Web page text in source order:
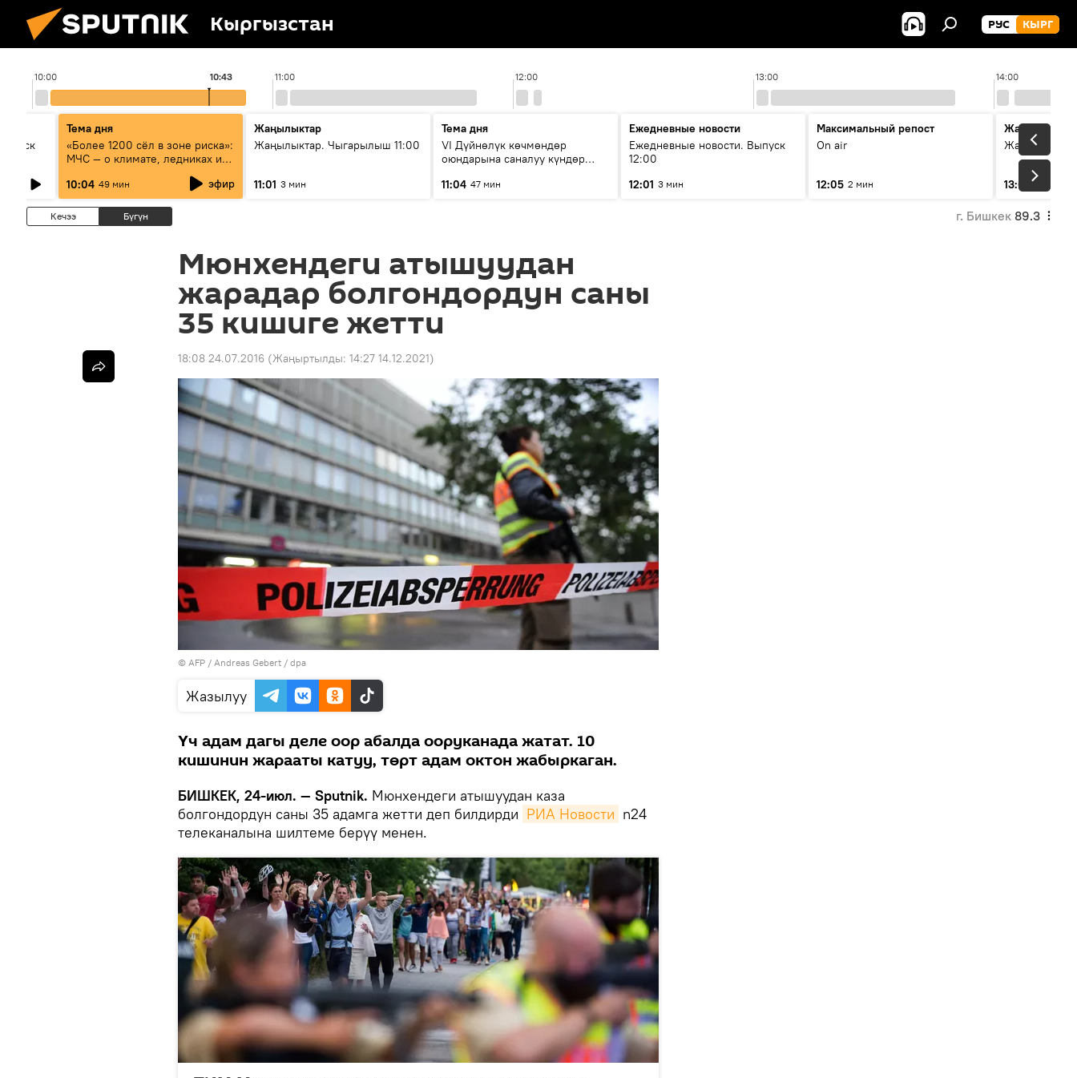
Кыргызстан РУС КЫРГ
10:00 11:00 12:00 13:00 14:00
10:43
Тема дня
«Более 1200 сёл в зоне риска»:
МЧС — о климате, ледниках и
населения
10:04 49 мин эфир
Жаңылыктар
Жаңылыктар. Чыгарылыш 11:00
11:01 3 мин
Тема дня
VI Дүйнөлүк көчмөндөр
оюндарына саналуу күндөр
этапка жетти?
11:04 47 мин
Ежедневные новости
Ежедневные новости. Выпуск
12:00
12:01 3 мин
Максимальный репост
On air
12:05 2 мин
Жаңылыктар
13:01 3 мин
Кечээ Бүгүн г. Бишкек 89.3
Мюнхендеги атышуудан
жарадар болгондордун саны
35 кишиге жетти
18:08 24.07.2016 (Жаңыртылды: 14:27 14.12.2021)
© AFP / Andreas Gebert / dpa
Жазылуу
Үч адам дагы деле оор абалда ооруканада жатат. 10
кишинин жарааты катуу, төрт адам октон жабыркаган.
БИШКЕК, 24-июл. — Sputnik. Мюнхендеги атышуудан каза
болгондордун саны 35 адамга жетти деп билдирди РИА Новости n24
телеканалына шилтеме берүү менен.